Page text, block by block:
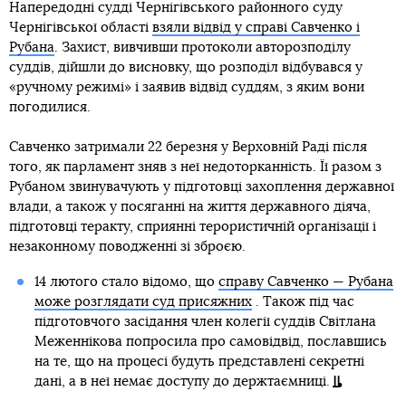
Напередодні судді Чернігівського районного суду
Чернігівської області взяли відвід у справі Савченко і
Рубана. Захист, вивчивши протоколи авторозподілу
суддів, дійшли до висновку, що розподіл відбувався у
«ручному режимі» і заявив відвід суддям, з яким вони
погодилися.
Савченко затримали 22 березня у Верховній Раді після
того, як парламент зняв з неї недоторканність. Її разом з
Рубаном звинувачують у підготовці захоплення державної
влади, а також у посяганні на життя державного діяча,
підготовці теракту, сприянні терористичній організації і
незаконному поводженні зі зброєю.
14 лютого стало відомо, що справу Савченко — Рубана
може розглядати суд присяжних. Також під час
підготовчого засідання член колегії суддів Світлана
Меженнікова попросила про самовідвід, пославшись
на те, що на процесі будуть представлені секретні
дані, а в неї немає доступу до держтаємниці.